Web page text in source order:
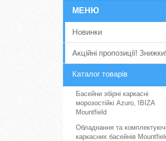
Новинки
Акційні пропозиції! Знижки!
Каталог товарів
Басейни збірні каркасні
морозостійкі Azuro, IBIZA
Mountfield
Обладнання та
каркасних басейнів